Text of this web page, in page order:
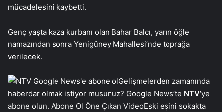
mücadelesini kaybetti.
Genç yaşta kaza kurbanı olan Bahar Balcı, yarın öğle
namazından sonra Yenigüney Mahallesi’nde toprağa
verilecek.
Gelişmelerden zamanında
haberdar olmak istiyor musunuz? Google News’te NTV‘ye
abone olun. Abone Ol Öne Çıkan VideoEski eşini sokakta